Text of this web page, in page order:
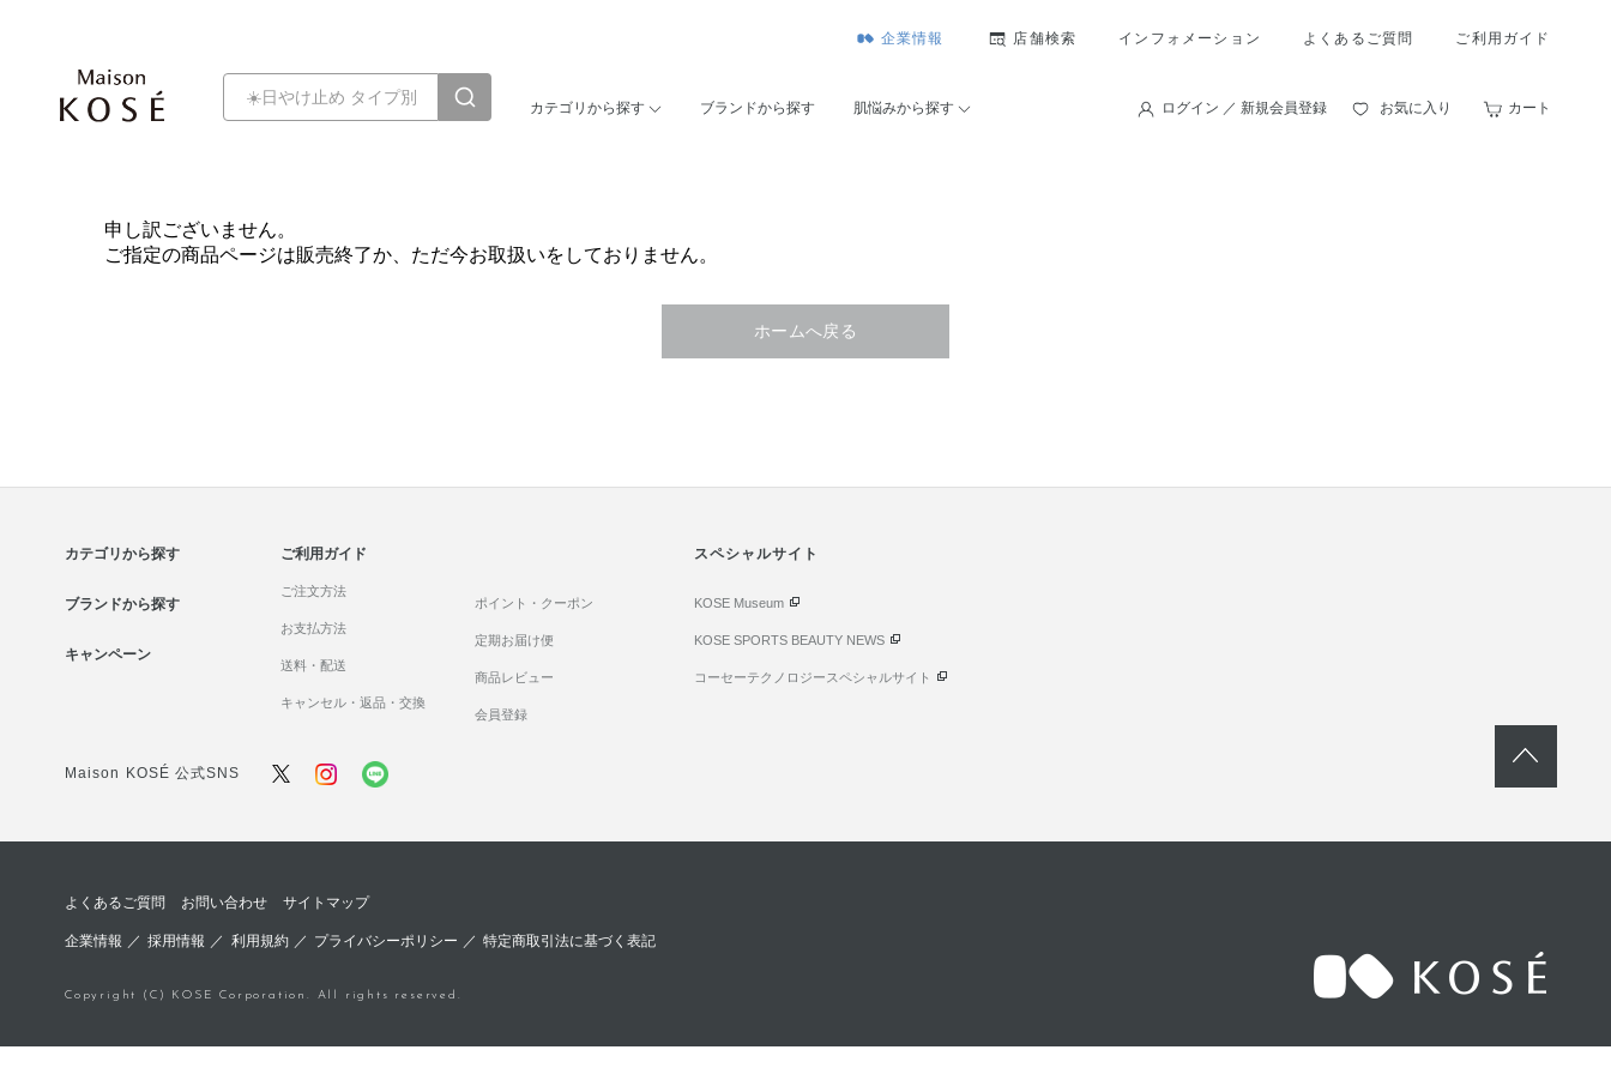
企業情報 店舗検索 インフォメーション よくあるご質問 ご利用ガイド
カテゴリから探す ブランドから探す 肌悩みから探す ログイン ／ 新規会員登録 お気に入り カート
申し訳ございません。
ご指定の商品ページは販売終了か、ただ今お取扱いをしておりません。
ホームへ戻る
カテゴリから探す
ブランドから探す
キャンペーン
ご利用ガイド
ご注文方法
お支払方法
送料・配送
キャンセル・返品・交換
ポイント・クーポン
定期お届け便
商品レビュー
会員登録
スペシャルサイト
KOSE Museum
KOSE SPORTS BEAUTY NEWS
コーセーテクノロジースペシャルサイト
Maison KOSÉ 公式SNS
よくあるご質問 お問い合わせ サイトマップ
企業情報 ／採用情報 ／ 利用規約／ プライバシーポリシー ／ 特定商取引法に基づく表記
Copyright (C) KOSE Corporation. All rights reserved.